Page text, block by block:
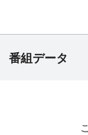
目。さらに、“
のお試し企画
鈴木が絶賛する！
番組データ
【乃木坂46】寺